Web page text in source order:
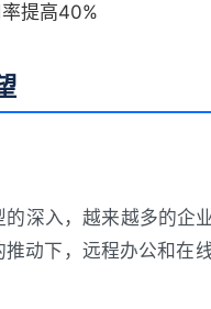
提高40%
的深入，越来越多的企
推动下，远程办公和在